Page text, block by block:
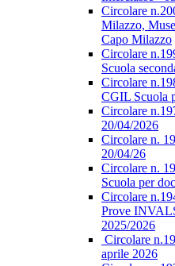
Circolare
Milazzo,
Capo Milazzo
Circolare
Scuola
Circolare
CGIL Scuola
Circolare
20/04/2026
Circolare n.
20/04/26
Circolare n.
Scuola per
Circolare
Prove
2025/2026
Circolare
aprile 2026